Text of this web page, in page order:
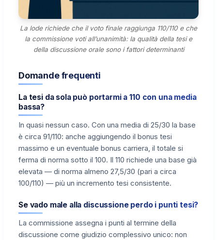
La lode richiede che il voto finale raggiunga 110/110 e che
la commissione voti all’unanimità: la qualità della tesi e
della discussione orale sono i fattori determinanti
Domande frequenti
La tesi da sola può portarmi a 110 con una media
bassa?
In quasi nessun caso. Con una media di 25/30 la base
è circa 91/110: anche aggiungendo il bonus tesi
massimo e un eventuale bonus carriera, il totale si
ferma di norma sotto il 100. Il 110 richiede una base già
elevata — di norma almeno 27,5/30 (pari a circa
100/110) — più un incremento tesi consistente.
Se vado male alla discussione perdo i punti tesi?
La commissione assegna i punti al termine della
discussione come giudizio complessivo unico: non